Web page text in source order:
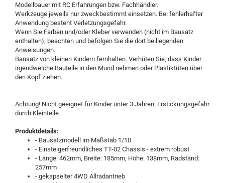
Modellbauer mit RC Erfahrungen bzw. Fachhändler.
Werkzeuge jeweils nur zweckbestimmt einsetzen. Bei fehlerhafter
Anwendung besteht Verletzungsgefahr.
Wenn Sie Farben und/oder Kleber verwenden (nicht im Bausatz
enthalten), beachten und befolgen Sie die dort beiliegenden
Anweisungen.
Bausatz von kleinen Kindern fernhalten. Verhüten Sie, dass Kinder
irgendwelche Bauteile in den Mund nehmen oder Plastiktüten über
den Kopf ziehen.
Achtung! Nicht geeignet für Kinder unter 3 Jahren. Erstickungsgefahr
durch Kleinteile.
Produktdetails:
- Bausatzmodell im Maßstab 1/10
- Einsteigerfreundliches TT-02 Chassis - extrem robust
- Länge: 462mm, Breite: 185mm, Höhe: 138mm, Radstand:
257mm
- gekapselter 4WD Allradantrieb